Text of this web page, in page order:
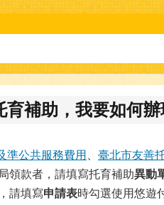
補助，我要如何辦
準公共服務費用 、 臺北市友善
領款者，請填寫托育補助異動
請填寫申請表時勾選使用悠遊